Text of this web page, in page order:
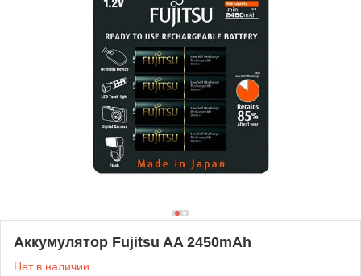
Аккумулятор Fujitsu AA 2450mAh
Нет в наличии